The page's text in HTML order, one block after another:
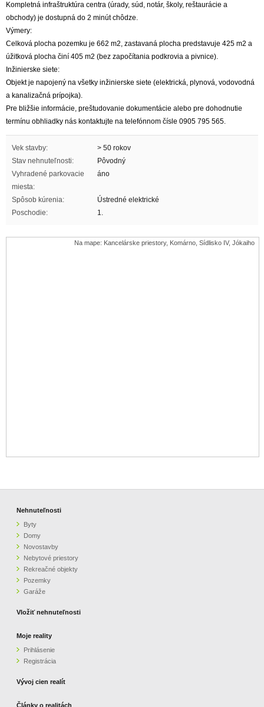
Kompletná infraštruktúra centra (úrady, súd, notár, školy, reštaurácie a
obchody) je dostupná do 2 minút chôdze.
Výmery:
Celková plocha pozemku je 662 m2, zastavaná plocha predstavuje 425 m2 a
úžitková plocha činí 405 m2 (bez započítania podkrovia a pivnice).
Inžinierske siete:
Objekt je napojený na všetky inžinierske siete (elektrická, plynová, vodovodná
a kanalizačná prípojka).
Pre bližšie informácie, preštudovanie dokumentácie alebo pre dohodnutie
termínu obhliadky nás kontaktujte na telefónnom čísle 0905 795 565.
Vek stavby:
> 50 rokov
Stav nehnuteľnosti:
Pôvodný
Vyhradené parkovacie
miesta:
áno
Spôsob kúrenia:
Ústredné elektrické
Poschodie:
1.
Na mape: Kancelárske priestory, Komárno, Sídlisko IV, Jókaiho
Nehnuteľnosti
Byty
Domy
Novostavby
Nebytové priestory
Rekreačné objekty
Pozemky
Garáže
Vložiť nehnuteľnosti
Moje reality
Prihlásenie
Registrácia
Vývoj cien realít
Články o realitách